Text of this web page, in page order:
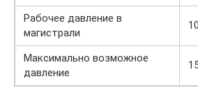
Рабочее давление в
магистрали
Максимально возможное
давление